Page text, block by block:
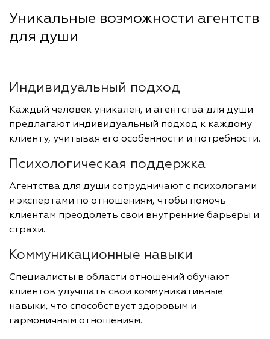
Уникальные возможности агентств
для души
Индивидуальный подход
Каждый человек уникален, и агентства для души
предлагают индивидуальный подход к каждому
клиенту, учитывая его особенности и потребности.
Психологическая поддержка
Агентства для души сотрудничают с психологами
и экспертами по отношениям, чтобы помочь
клиентам преодолеть свои внутренние барьеры и
страхи.
Коммуникационные навыки
Специалисты в области отношений обучают
клиентов улучшать свои коммуникативные
навыки, что способствует здоровым и
гармоничным отношениям.